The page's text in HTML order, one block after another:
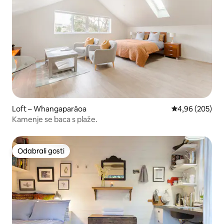
Loft – Whangaparāoa Prosječna
4,96 (205)
Kamenje se baca s plaže.
Odabrali gosti
Odabrali gosti